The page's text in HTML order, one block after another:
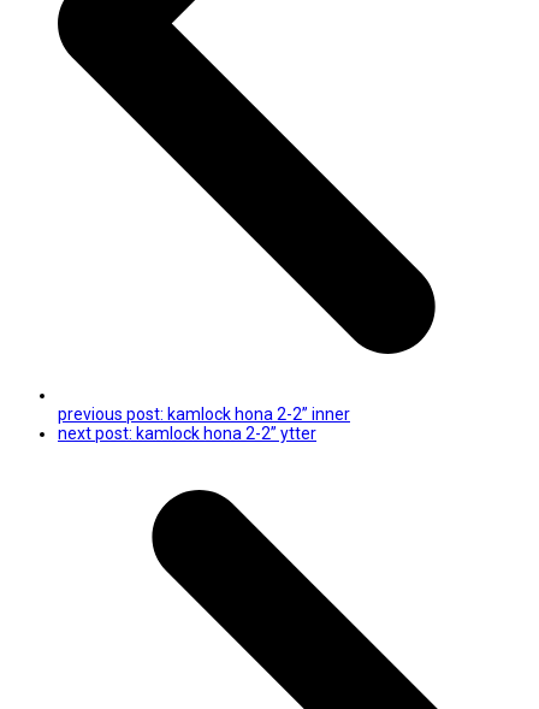
previous post: kamlock hona 2-2” inner
next post: kamlock hona 2-2” ytter